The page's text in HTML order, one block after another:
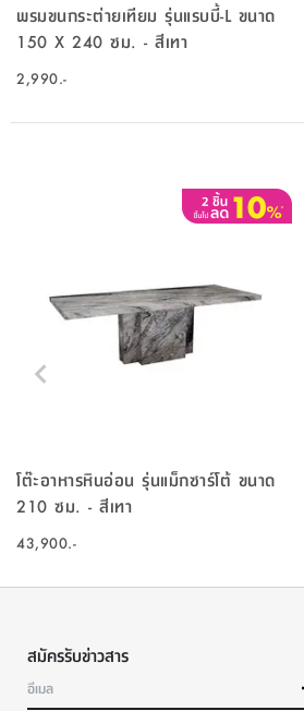
พรมขนกระต่ายเทียม รุ่นแรบบี้-L ขนาด
150 X 240 ซม. - สีเทา
2,990.-
โต๊ะอาหารหินอ่อน รุ่นแม็กซาร์โต้ ขนาด
210 ซม. - สีเทา
43,900.-
สมัครรับข่าวสาร